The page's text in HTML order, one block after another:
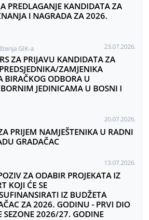
PREDLAGANJE KANDIDATA ZA
I NAGRADA ZA 2026.
GIK-a 23.07.2026.
ZA PRIJAVU KANDIDATA ZA
ZAMJENIKA
BIRAČKOG ODBORA U
JEDINICAMA U BOSNI I
20.07.2026.
PRIJEM NAMJEŠTENIKA U RADNI
GRADAČAC
13.07.2026.
ZA ODABIR PROJEKATA IZ
KOJI ĆE SE
IZ BUDŽETA
ZA 2026. GODINU - PRVI DIO
SEZONE 2026/27. GODINE